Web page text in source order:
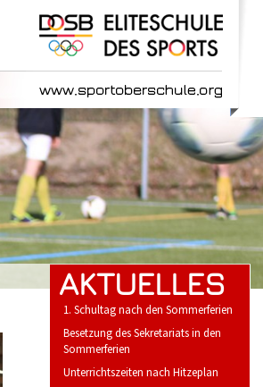
AKTUELLES
1. Schultag nach den Sommerferien
Besetzung des Sekretariats in den
Sommerferien
Unterrichtszeiten nach Hitzeplan